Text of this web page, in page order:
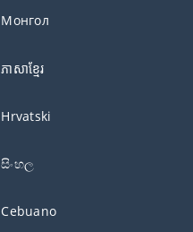
Монгол
ភាសាខ្មែរ
Hrvatski
සිංහල
Cebuano